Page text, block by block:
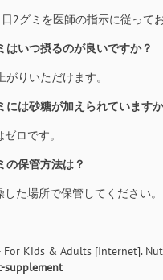
2グミを医師の指示に従って
はいつ摂るのが良いですか？
りいただけます。
は砂糖が加えられています
ロです。
の保管方法は？
た場所で保管してください。
For Kids & Adults [Internet].
supplement